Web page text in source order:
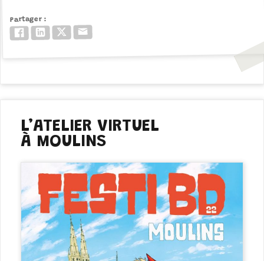
Partager
FacebookLinkedInTwitter/X
L’ATELIER VIRTUEL
À MOULINS